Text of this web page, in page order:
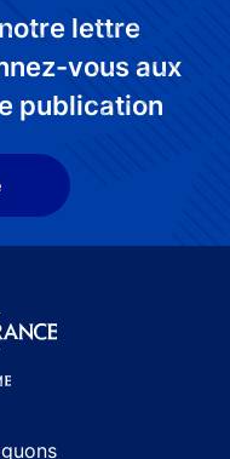
lettre
vous aux
publication